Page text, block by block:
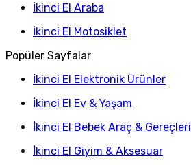
İkinci El Araba
İkinci El Motosiklet
Popüler Sayfalar
İkinci El Elektronik Ürünler
İkinci El Ev & Yaşam
İkinci El Bebek Araç & Gereçleri
İkinci El Giyim & Aksesuar